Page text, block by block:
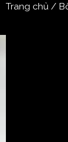
Trang chủ /